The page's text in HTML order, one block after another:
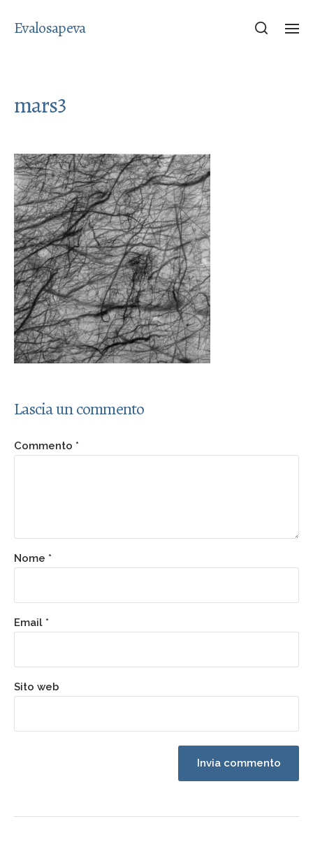
Evalosapeva
mars3
Lascia un commento
Commento *
Nome *
Email *
Sito web